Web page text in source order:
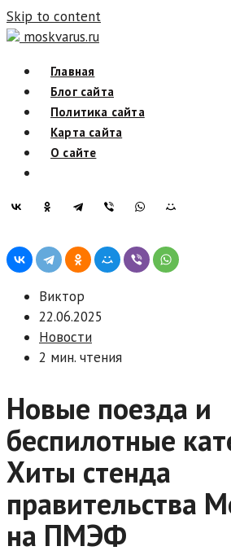
Skip to content
moskvarus.ru
Главная
Блог сайта
Политика сайта
Карта сайта
О сайте
Виктор
22.06.2025
Новости
2 мин. чтения
Новые поезда и
беспилотные
Хиты стенда
правительства
на ПМЭФ